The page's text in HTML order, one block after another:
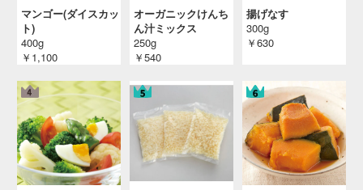
鶏肉と春野菜のエチュべ梅風味
今月のお料理レシピ＜ご自宅で春を味わう、和
フレンチ＞ （ＳＬＣ倶楽部４月号）
投稿日：2025/02/26 投稿者：SL Creations
鶏竜田の梅おろしがけ
セレクト商品 アレンジレシピ （ＳＬＣ倶楽部
４月号）
投稿日：2025/02/26 投稿者：SL Creations
あじフライの巻寿司
「今月のお料理レシピ」（ＳＬＣ倶楽部 ２０
マンゴー(ダイスカッ
ト)
400g
￥1,100
オーガニックけんち
ん汁ミックス
250g
￥540
揚げなす
300g
￥630